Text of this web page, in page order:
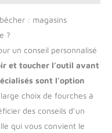
: magasins
?
un conseil personnalisé
et toucher l’outil avant
sont l’option
choix de fourches à
des conseils d’un
qui vous convient le